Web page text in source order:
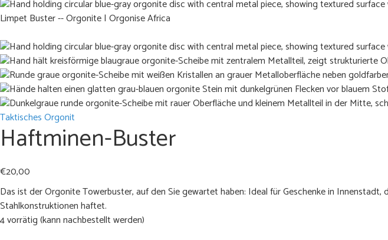
Limpet Buster -- Orgonite | Orgonise Africa
Taktisches Orgonit
Haftminen-Buster
€20,00
Das ist der Orgonite Towerbuster, auf den Sie gewartet haben: Ideal für Geschenke in
Stahlkonstruktionen haftet.
4 vorrätig (kann nachbestellt werden)